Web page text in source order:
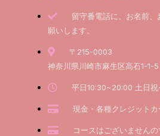
留守番電話に、お名前
願いします。
〒215-0003
神奈川県川崎市麻生区高石1-1-
平日10:30~20:00 土日祝
現金・各種クレジット
コースはございません